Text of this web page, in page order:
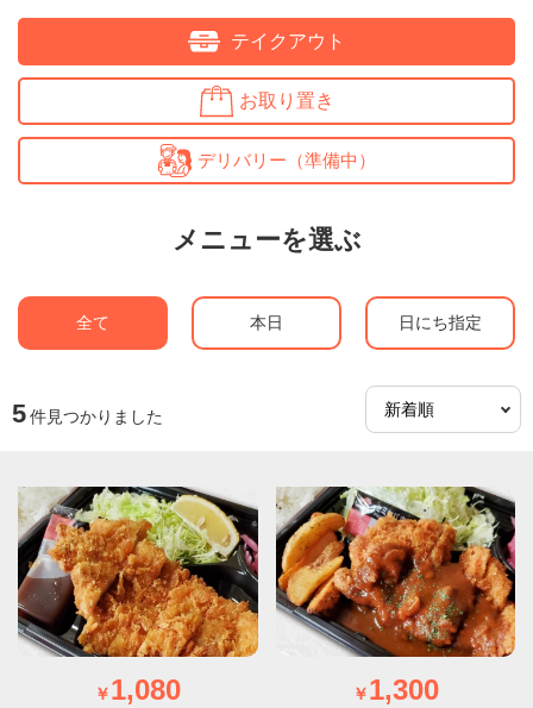
テイクアウト
お取り置き
デリバリー（準備中）
メニューを選ぶ
全て 本日 日にち指定
5件見つかりました
￥1,080 ￥1,300